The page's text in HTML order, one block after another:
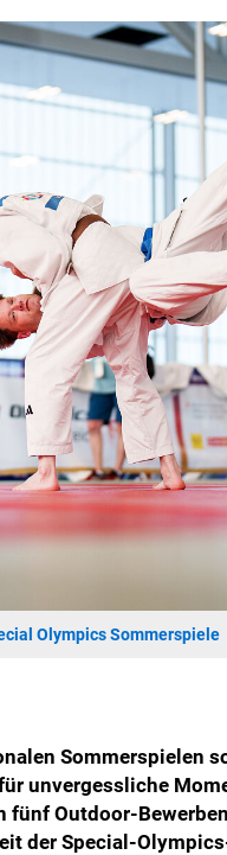
Olympics Sommerspiele
Sommerspielen
unvergessliche
fünf Outdoor-
der Special-